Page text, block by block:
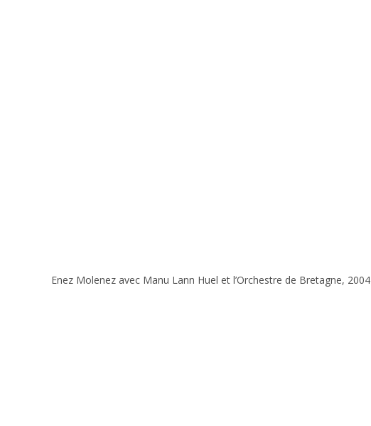
Enez Molenez avec Manu Lann Huel et l’Orchestre de Bretagne, 2004